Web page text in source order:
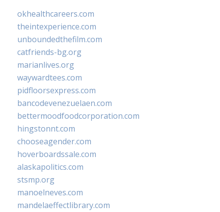
okhealthcareers.com
theintexperience.com
unboundedthefilm.com
catfriends-bg.org
marianlives.org
waywardtees.com
pidfloorsexpress.com
bancodevenezuelaen.com
bettermoodfoodcorporation.com
hingstonnt.com
chooseagender.com
hoverboardssale.com
alaskapolitics.com
stsmp.org
manoelneves.com
mandelaeffectlibrary.com